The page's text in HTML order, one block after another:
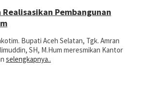
Pembangunan
Bupati Aceh Selatan, Tgk. Amran
SH, M.Hum meresmikan Kantor
selengkapnya..